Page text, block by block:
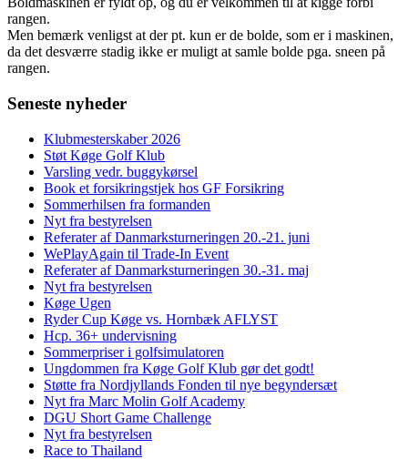
rangen.
Men bemærk venligst at der pt. kun er de bolde, som er i maskinen,
da det desværre stadig ikke er muligt at samle bolde pga. sneen på
rangen.
Seneste nyheder
Klubmesterskaber 2026
Støt Køge Golf Klub
Varsling vedr. buggykørsel
Book et forsikringstjek hos GF Forsikring
Sommerhilsen fra formanden
Nyt fra bestyrelsen
Referater af Danmarksturneringen 20.-21. juni
WePlayAgain til Trade-In Event
Referater af Danmarksturneringen 30.-31. maj
Nyt fra bestyrelsen
Køge Ugen
Ryder Cup Køge vs. Hornbæk AFLYST
Hcp. 36+ undervisning
Sommerpriser i golfsimulatoren
Ungdommen fra Køge Golf Klub gør det godt!
Støtte fra Nordjyllands Fonden til nye begyndersæt
Nyt fra Marc Molin Golf Academy
DGU Short Game Challenge
Nyt fra bestyrelsen
Race to Thailand